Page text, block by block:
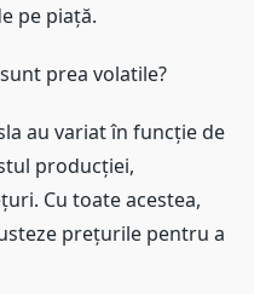
pe piață.
prea volatile?
au variat în funcție de
producției,
Cu toate acestea,
prețurile pentru a